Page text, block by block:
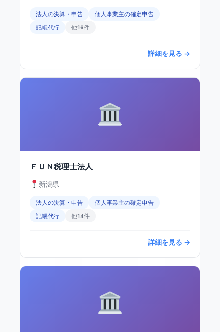
法人の決算・申告
個人事業主の確定申告
記帳代行
他16件
詳細を見る →
ＦＵＮ税理士法人
新潟県
法人の決算・申告
個人事業主の確定申告
記帳代行
他14件
詳細を見る →